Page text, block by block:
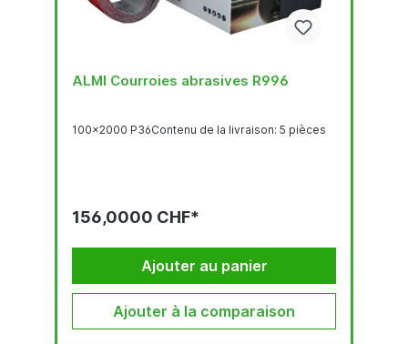
ALMI Courroies abrasives R996
100x2000 P36Contenu de la livraison: 5 pièces
156,0000 CHF*
Ajouter au panier
Ajouter à la comparaison